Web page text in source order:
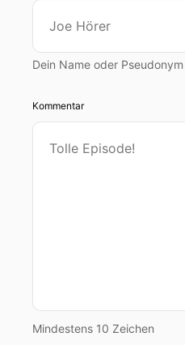
Dein Name oder
Kommentar
Mindestens 10 Zeichen